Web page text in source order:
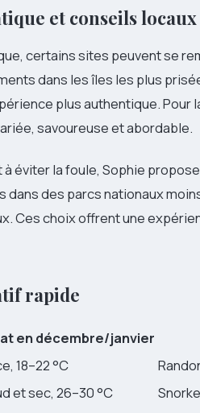
et conseils locaux
certains sites peuvent se
dans les îles les plus
plus authentique. Pour
savoureuse et abordable.
à éviter la foule, Sophie
dans des parcs nationaux
Ces choix offrent une
rapide
en décembre/janvier
18–22 °C
et sec, 26–30 °C